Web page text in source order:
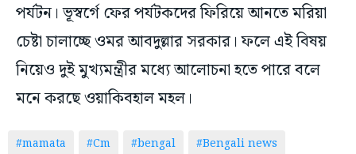
পর্যটন। ভূস্বর্গে ফের পর্যটকদের ফিরিয়ে আনতে মরিয়া
চেষ্টা চালাচ্ছে ওমর আবদুল্লার সরকার। ফলে এই বিষয়
নিয়েও দুই মুখ্যমন্ত্রীর মধ্যে আলোচনা হতে পারে বলে
মনে করছে ওয়াকিবহাল মহল।
#mamata #Cm #bengal
#Bengali news